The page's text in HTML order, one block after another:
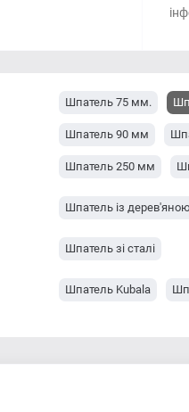
Шпатель 75 мм.
Шпатель 90 мм
Шпатель 250 мм
Шпатель із
Шпатель зі сталі
Шпатель Kubala